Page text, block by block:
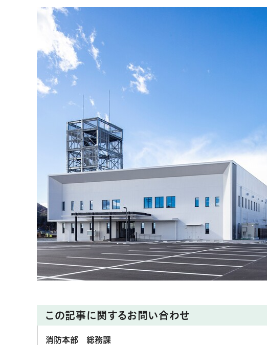
この記事に関するお問い合わせ
消防本部 総務課